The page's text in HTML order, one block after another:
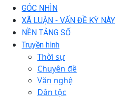
GÓC NHÌN
XÃ LUẬN - VẤN ĐỀ KỲ NÀY
NỀN TẢNG SỐ
Truyền hình
Thời sự
Chuyên đề
Văn nghệ
Dân tộc